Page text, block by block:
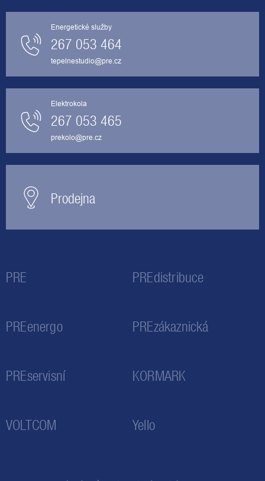
Energetické služby
267 053 464
tepelnestudio@pre.cz
Elektrokola
267 053 465
prekolo@pre.cz
Prodejna
PRE PREdistribuce
PREenergo PREzákaznická
PREservisní KORMARK
VOLTCOM Yello